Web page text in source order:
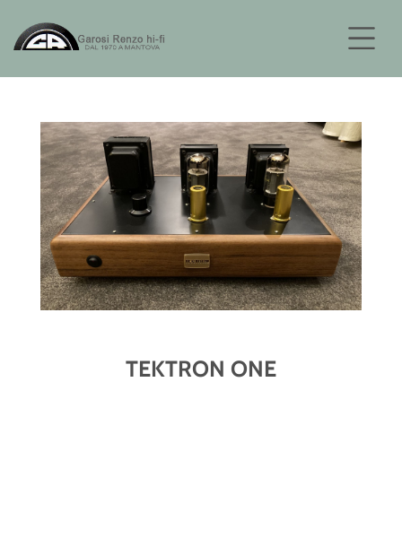
TEKTRON ONE